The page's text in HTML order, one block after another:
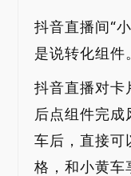
抖音直播间“
是说转化组件
抖音直播对卡
后点组件完
车后，直接可
格，和小黄车